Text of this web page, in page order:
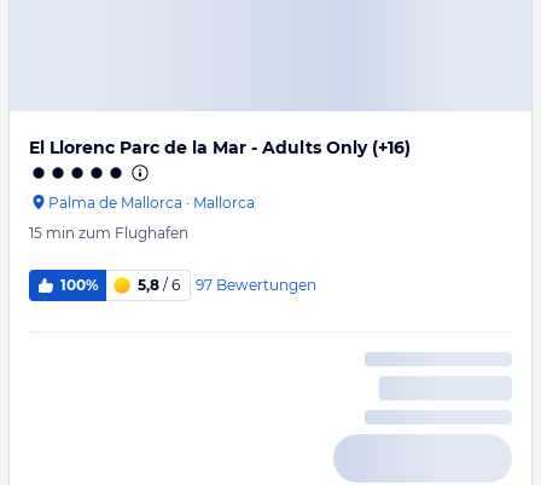
El Llorenc Parc de la Mar - Adults Only (+16)
Palma de Mallorca · Mallorca
15 min zum Flughafen
100% 5,8 / 6 97 Bewertungen